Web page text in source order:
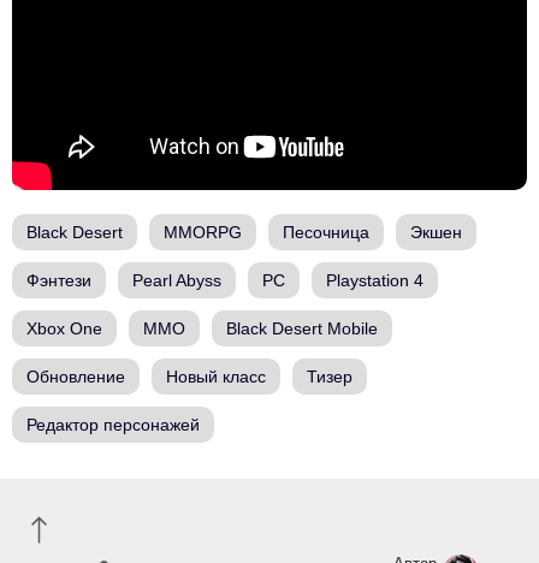
Black Desert MMORPG Песочница Экшен
Фэнтези Pearl Abyss PC Playstation 4
Xbox One ММО Black Desert Mobile
Обновление Новый класс Тизер
Редактор персонажей